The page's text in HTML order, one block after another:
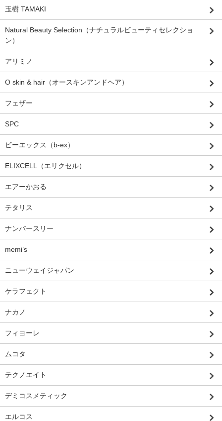
玉樹 TAMAKI
Natural Beauty Selection（ナチュラルビューティセレクショ
ン）
アリミノ
O skin & hair（オースキンアンドヘア）
フェザー
SPC
ビーエックス（b-ex）
ELIXCELL（エリクセル）
エアーかおる
テタリス
ナンバースリー
memi’s
ニューウェイジャパン
ケラフェクト
ナカノ
フィヨーレ
ムコタ
テクノエイト
デミコスメティック
エルコス